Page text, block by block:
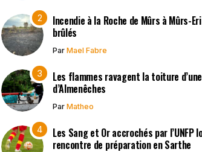
Incendie à la Roche de Mûrs à Mûrs-
brûlés
Par Mael Fabre
Les flammes ravagent la toiture
d’Almenêches
Par Matheo
Les Sang et Or accrochés par l’UNFP
rencontre de préparation en Sarthe